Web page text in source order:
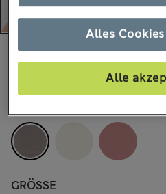
11 Bewertungen
€22,00 Alle Preise enthalten
GRÖSSE
Alles
Alle